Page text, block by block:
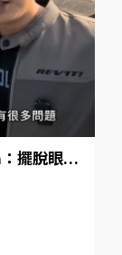
《山道猴子的一生》創作者Eric Duan：擺脫眼鏡後生活品質大提升